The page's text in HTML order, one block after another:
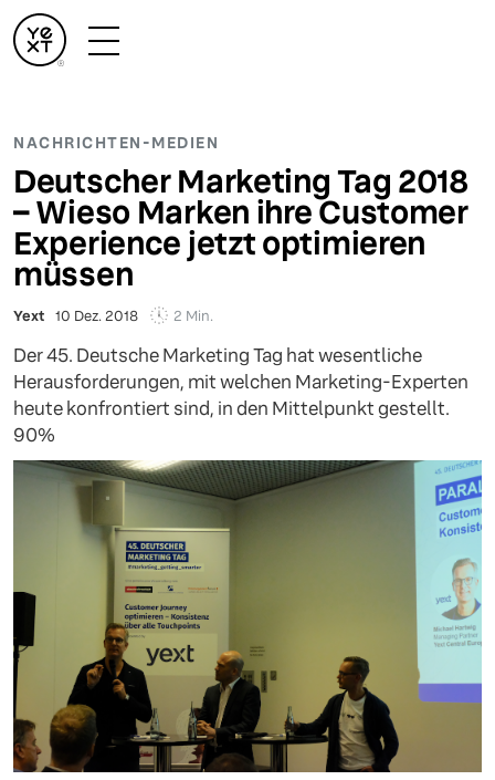
NACHRICHTEN-MEDIEN
Deutscher Marketing Tag 2018
– Wieso Marken ihre Customer
Experience jetzt optimieren
müssen
Yext 10 Dez. 2018 2 Min.
Der 45. Deutsche Marketing Tag hat wesentliche
Herausforderungen, mit welchen Marketing-Experten
heute konfrontiert sind, in den Mittelpunkt gestellt.
90%